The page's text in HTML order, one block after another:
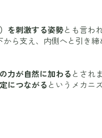
を刺激する姿勢とも言わ
ら支え、内側へと引き
力が自然に加わる とされ
につながる というメカニ